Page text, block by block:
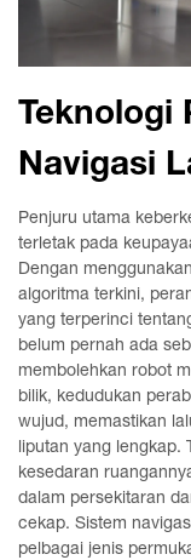
Teknologi
Navigasi
Penjuru utama
terletak pada
Dengan
algoritma terkini,
yang terperinci
belum pernah ada
membolehkan robot
bilik, kedudukan
wujud, memastikan
liputan yang lengkap.
kesedaran
dalam persekitaran
cekap. Sistem
pelbagai jenis